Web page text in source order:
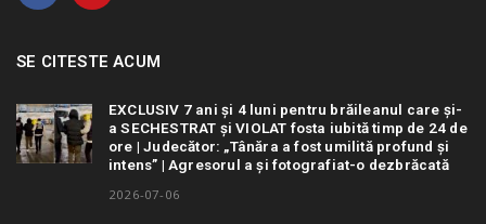
SE CITESTE ACUM
EXCLUSIV 7 ani și 4 luni pentru brăileanul care și-
a SECHESTRAT și VIOLAT fosta iubită timp de 24 de
ore | Judecător: „Tânăra a fost umilită profund și
intens” | Agresorul a și fotografiat-o dezbrăcată
2026-07-06